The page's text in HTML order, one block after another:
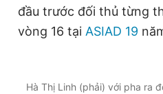
đầu trước đối thủ từng
vòng 16 tại ASIAD 19
Hà Thị Linh (phải) với pha ra